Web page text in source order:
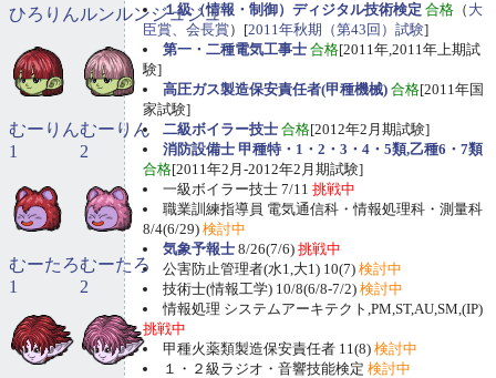
１級（情報・制御）ディジタル技術検定 合格 （ 大
臣賞、会長賞）[2011年秋期（第43回）試験]
第一・二種電気工事士 合格[2011年,2011年上期試
験]
高圧ガス製造保安責任者(甲種機械) 合格[2011年国
家試験]
二級ボイラー技士 合格[2012年2月期試験]
消防設備士 甲種特・1・2・3・4・5類,乙種6・7類
合格[2011年2月-2012年2月期試験]
一級ボイラー技士 7/11 挑戦中
職業訓練指導員 電気通信科・情報処理科・測量科
8/4(6/29) 検討中
気象予報士 8/26(7/6) 挑戦中
公害防止管理者(水1,大1) 10(7) 検討中
技術士(情報工学) 10/8(6/8-7/2) 検討中
情報処理 システムアーキテクト,PM,ST,AU,SM,(IP)
挑戦中
甲種火薬類製造保安責任者 11(8) 検討中
１・２級ラジオ・音響技能検定 検討中
ひろりんルンルンジュジュ
むーりん
1
むーりん
2
むーたろ
1
むーたろ
2